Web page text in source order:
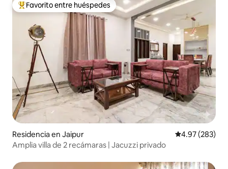
De los mejores en Favorito entre huéspedes
Favorito entre huéspedes
Residencia en Jaipur Calificación
4.97 (283)
Amplia villa de 2 recámaras | Jacuzzi privado